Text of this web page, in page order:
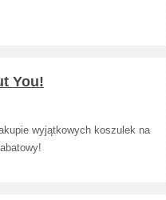
You!
wyjątkowych koszulek na